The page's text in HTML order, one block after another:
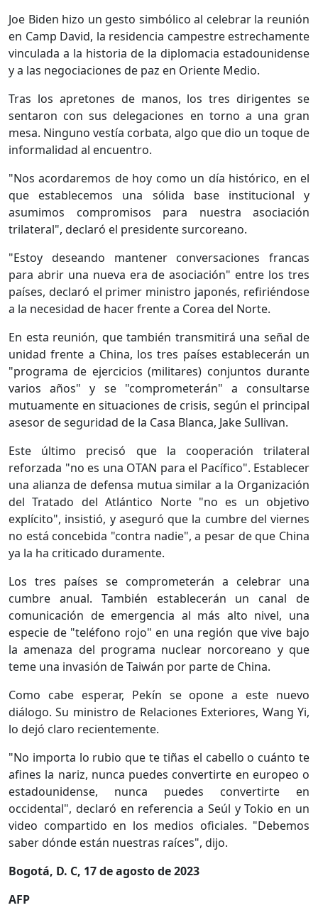
Joe Biden hizo un gesto simbólico al celebrar la reunión
en Camp David, la residencia campestre estrechamente
vinculada a la historia de la diplomacia estadounidense
y a las negociaciones de paz en Oriente Medio.
Tras los apretones de manos, los tres dirigentes se
sentaron con sus delegaciones en torno a una gran
mesa. Ninguno vestía corbata, algo que dio un toque de
informalidad al encuentro.
"Nos acordaremos de hoy como un día histórico, en el
que establecemos una sólida base institucional y
asumimos compromisos para nuestra asociación
trilateral", declaró el presidente surcoreano.
"Estoy deseando mantener conversaciones francas
para abrir una nueva era de asociación" entre los tres
países, declaró el primer ministro japonés, refiriéndose
a la necesidad de hacer frente a Corea del Norte.
En esta reunión, que también transmitirá una señal de
unidad frente a China, los tres países establecerán un
"programa de ejercicios (militares) conjuntos durante
varios años" y se "comprometerán" a consultarse
mutuamente en situaciones de crisis, según el principal
asesor de seguridad de la Casa Blanca, Jake Sullivan.
Este último precisó que la cooperación trilateral
reforzada "no es una OTAN para el Pacífico". Establecer
una alianza de defensa mutua similar a la Organización
del Tratado del Atlántico Norte "no es un objetivo
explícito", insistió, y aseguró que la cumbre del viernes
no está concebida "contra nadie", a pesar de que China
ya la ha criticado duramente.
Los tres países se comprometerán a celebrar una
cumbre anual. También establecerán un canal de
comunicación de emergencia al más alto nivel, una
especie de "teléfono rojo" en una región que vive bajo
la amenaza del programa nuclear norcoreano y que
teme una invasión de Taiwán por parte de China.
Como cabe esperar, Pekín se opone a este nuevo
diálogo. Su ministro de Relaciones Exteriores, Wang Yi,
lo dejó claro recientemente.
"No importa lo rubio que te tiñas el cabello o cuánto te
afines la nariz, nunca puedes convertirte en europeo o
estadounidense, nunca puedes convertirte en
occidental", declaró en referencia a Seúl y Tokio en un
video compartido en los medios oficiales. "Debemos
saber dónde están nuestras raíces", dijo.
Bogotá, D. C, 17 de agosto de 2023
AFP